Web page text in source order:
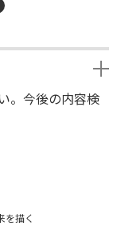
。今後の内容検
を描く